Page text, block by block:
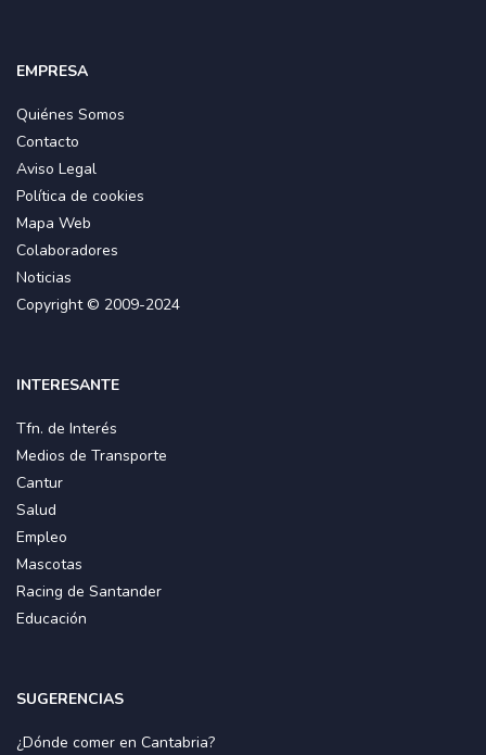
EMPRESA
Quiénes Somos
Contacto
Aviso Legal
Política de cookies
Mapa Web
Colaboradores
Noticias
Copyright © 2009-2024
INTERESANTE
Tfn. de Interés
Medios de Transporte
Cantur
Salud
Empleo
Mascotas
Racing de Santander
Educación
SUGERENCIAS
¿Dónde comer en Cantabria?